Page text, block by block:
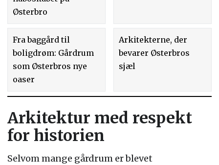
Østerbro
Fra baggård til
boligdrøm: Gårdrum
som Østerbros nye
oaser
Arkitekterne, der
bevarer Østerbros
sjæl
Arkitektur med respekt
for historien
Selvom mange gårdrum er blevet